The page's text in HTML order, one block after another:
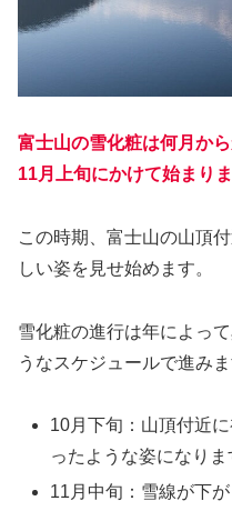
富士山の雪化粧は何月か
11月上旬にかけて始まりま
この時期、富士山の山頂
しい姿を見せ始めます。
雪化粧の進行は年によっ
うなスケジュールで進みま
10月下旬：山頂付近
ったような姿になりま
11月中旬：雪線が下